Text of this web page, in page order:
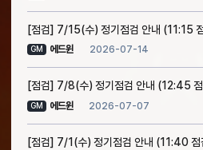
[점검] 7/15(수) 정기점검 안내 (11:15
GM 에드윈 2026-07-14
[점검] 7/8(수) 정기점검 안내 (12:45
GM 에드윈 2026-07-07
[점검] 7/1(수) 정기점검 안내 (11:40 점